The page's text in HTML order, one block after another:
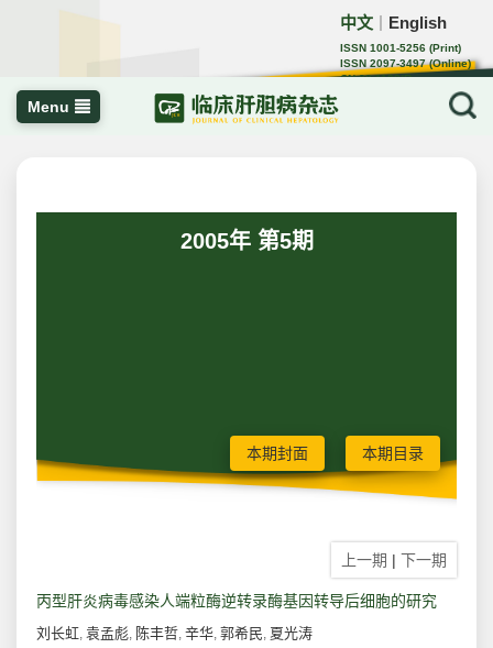
中文 English
ISSN 1001-5256 (Print)
ISSN 2097-3497 (Online)
CN 22-1108/R
Menu
2005年 第5期
本期封面 本期目录
上一期 | 下一期
丙型肝炎病毒感染人端粒酶逆转录酶基因转导后细胞的研究
刘长虹, 袁孟彪, 陈丰哲, 辛华, 郭希民, 夏光涛